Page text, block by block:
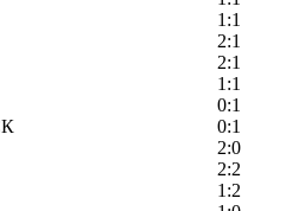
1:1
2:1
2:1
1:1
0:1
0:1
2:0
2:2
1:2